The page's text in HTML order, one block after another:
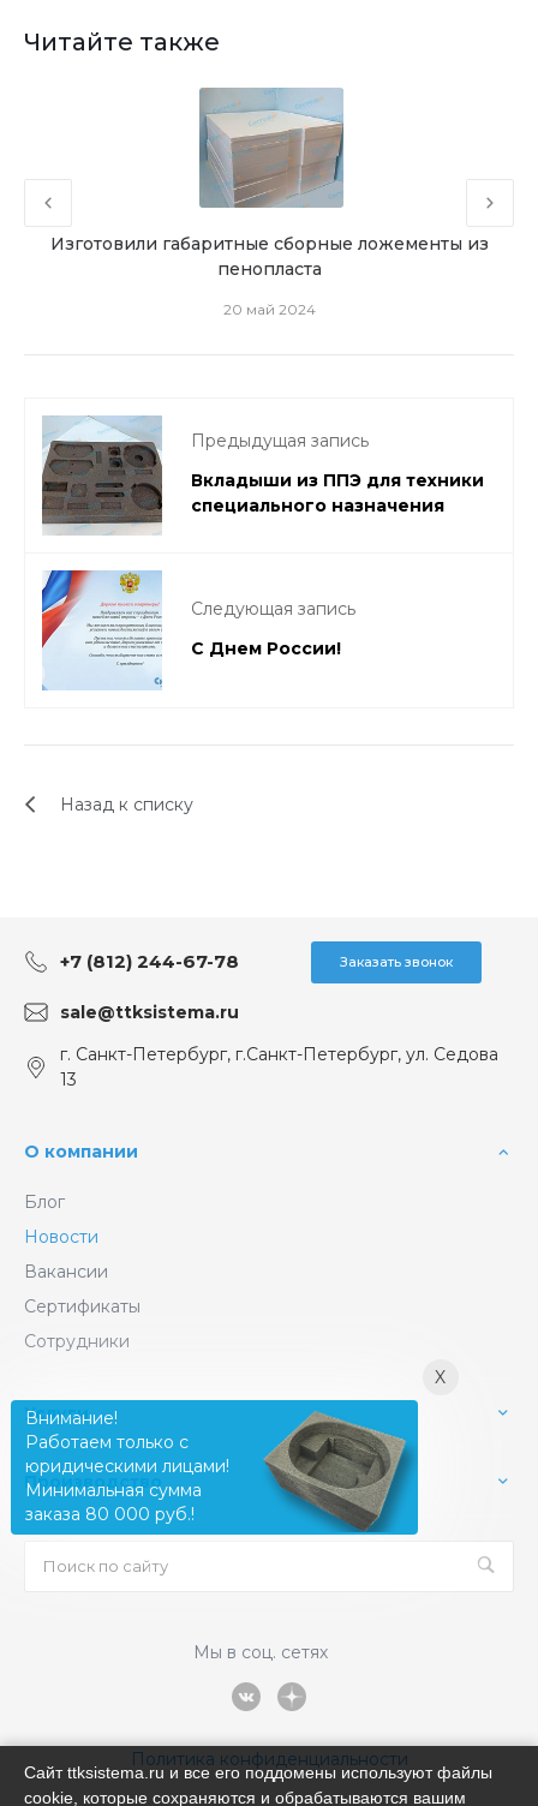
Читайте также
Изготовили габаритные сборные ложементы из
пенопласта
20 май 2024
Предыдущая запись
Вкладыши из ППЭ для техники
специального назначения
Следующая запись
С Днем России!
Назад к списку
+7 (812) 244-67-78 Заказать звонок
sale@ttksistema.ru
г. Санкт-Петербург, г.Санкт-Петербург, ул. Седова
13
О компании
Блог
Новости
Вакансии
Сертификаты
Сотрудники
Услуги
Производство
Мы в соц. сетях
Политика конфиденциальности
X
Внимание!
Работаем только с
юридическими лицами!
Минимальная сумма
заказа 80 000 руб.!
Сайт ttksistema.ru и все его поддомены используют файлы
cookie, которые сохраняются и обрабатываются вашим